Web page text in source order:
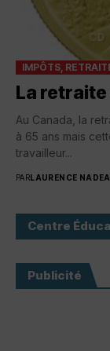
IMPÔTS,
La retraite
Au Canada, la
à 65 ans mais
travailleur...
PARLAURENCE
Centre
Publicité